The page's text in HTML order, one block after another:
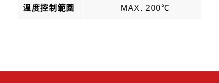
溫度控制範圍 MAX. 200℃